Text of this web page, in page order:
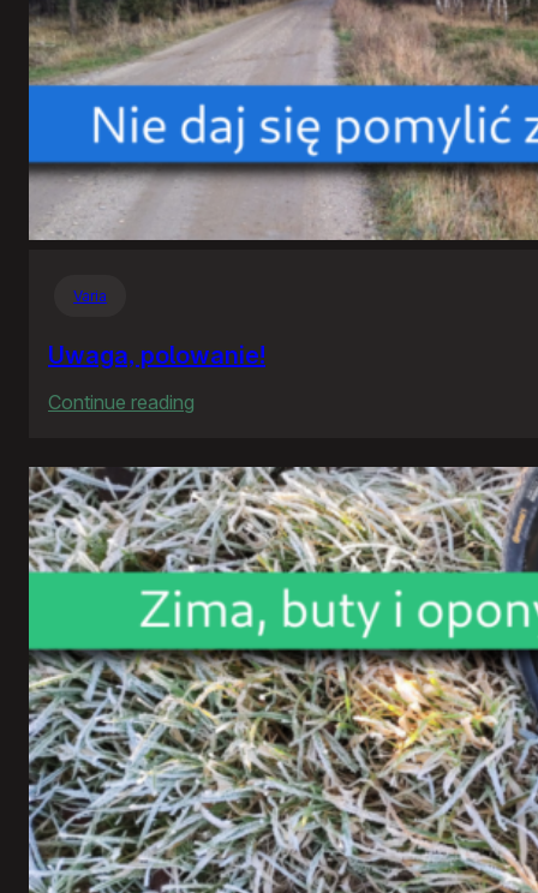
Varia
Uwaga, polowanie!
Continue reading
polowanie!